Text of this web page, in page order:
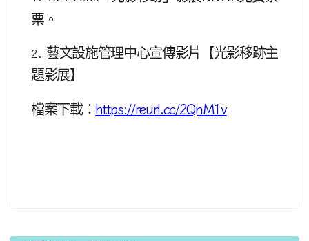
票。
2. 藝文設施管理中心宣傳影片【光影移跡主
題影展】
檔案下載： https://reurl.cc/2QnM1v